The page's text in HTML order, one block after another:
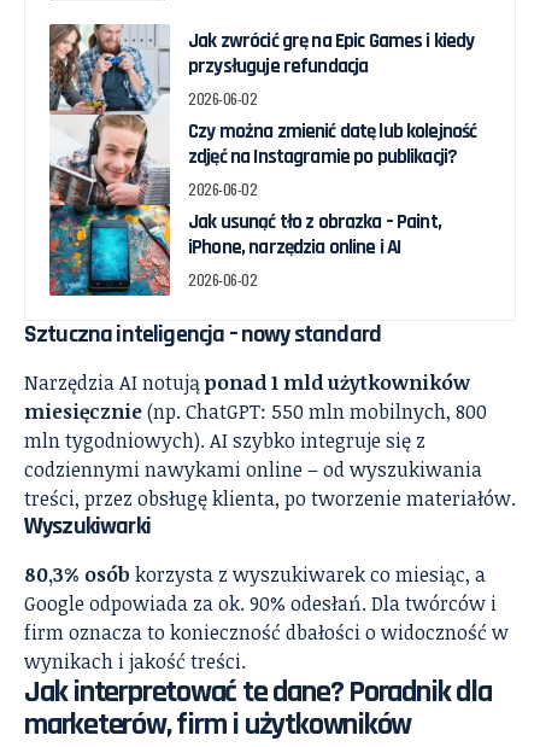
Jak zwrócić grę na Epic Games i kiedy
przysługuje refundacja
2026-06-02
Czy można zmienić datę lub kolejność
zdjęć na Instagramie po publikacji?
2026-06-02
Jak usunąć tło z obrazka – Paint,
iPhone, narzędzia online i AI
2026-06-02
Sztuczna inteligencja – nowy standard
Narzędzia AI notująponad 1 mld użytkowników
miesięcznie(np. ChatGPT: 550 mln mobilnych, 800
mln tygodniowych). AI szybko integruje się z
codziennymi nawykami online – od wyszukiwania
treści, przez obsługę klienta, po tworzenie materiałów.
Wyszukiwarki
80,3% osób korzysta z wyszukiwarek co miesiąc, a
Google odpowiada za ok. 90% odesłań. Dla twórców i
firm oznacza to konieczność dbałości o widoczność w
wynikach i jakość treści.
Jak interpretować te dane? Poradnik dla
marketerów, firm i użytkowników